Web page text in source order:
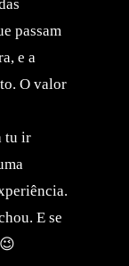
passam
e a
O valor
tu ir
E se